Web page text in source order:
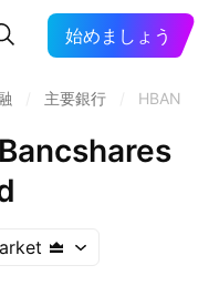
始めましょう
主要銀行 HBAN